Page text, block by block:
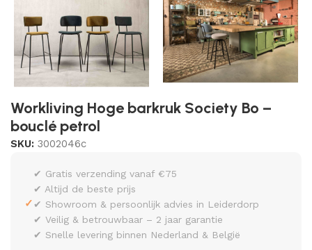
Workliving Hoge barkruk Society Bo –
bouclé petrol
SKU: 3002046c
✓
✔ Gratis verzending vanaf €75
✔ Altijd de beste prijs
✔ Showroom & persoonlijk advies in Leiderdorp
✔ Veilig & betrouwbaar – 2 jaar garantie
✔ Snelle levering binnen Nederland & België